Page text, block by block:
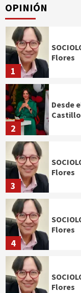
OPINIÓN
1
Flores
2
Desde
Castillo
3
Flores
4
Flores
Flores